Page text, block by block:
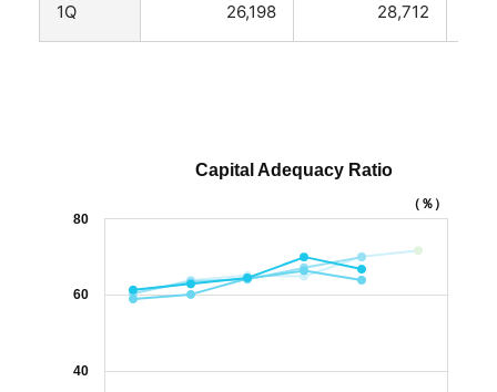
1Q 26,198 28,712
Capital Adequacy Ratio
40
60
80
（％）